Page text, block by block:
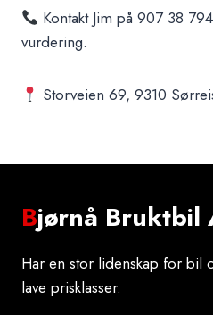
Kontakt Jim på 907 38
vurdering.
Storveien 69, 9310
Bjørnå Bruktbil
Har en stor lidenskap for bil
lave prisklasser.